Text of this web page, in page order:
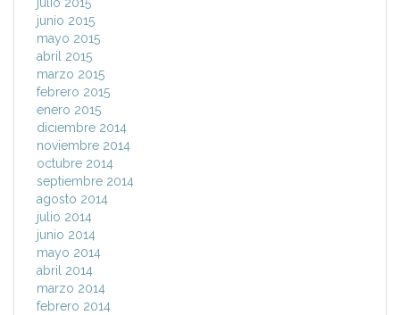
julio 2015
junio 2015
mayo 2015
abril 2015
marzo 2015
febrero 2015
enero 2015
diciembre 2014
noviembre 2014
octubre 2014
septiembre 2014
agosto 2014
julio 2014
junio 2014
mayo 2014
abril 2014
marzo 2014
febrero 2014